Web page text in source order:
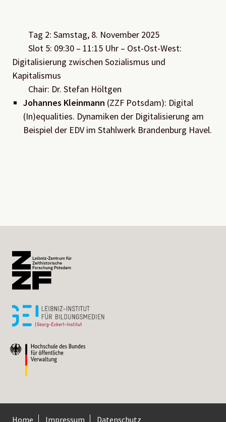
Tag 2: Samstag, 8. November 2025
Slot 5: 09:30 – 11:15 Uhr – Ost-Ost-West:
Digitalisierung zwischen Sozialismus und
Kapitalismus
Chair: Dr. Stefan Höltgen
Johannes Kleinmann (ZZF Potsdam): Digital
(In)equalities. Dynamiken der Digitalisierung am
Beispiel der EDV im Stahlwerk Brandenburg Havel.
Home Impressum Datenschutz